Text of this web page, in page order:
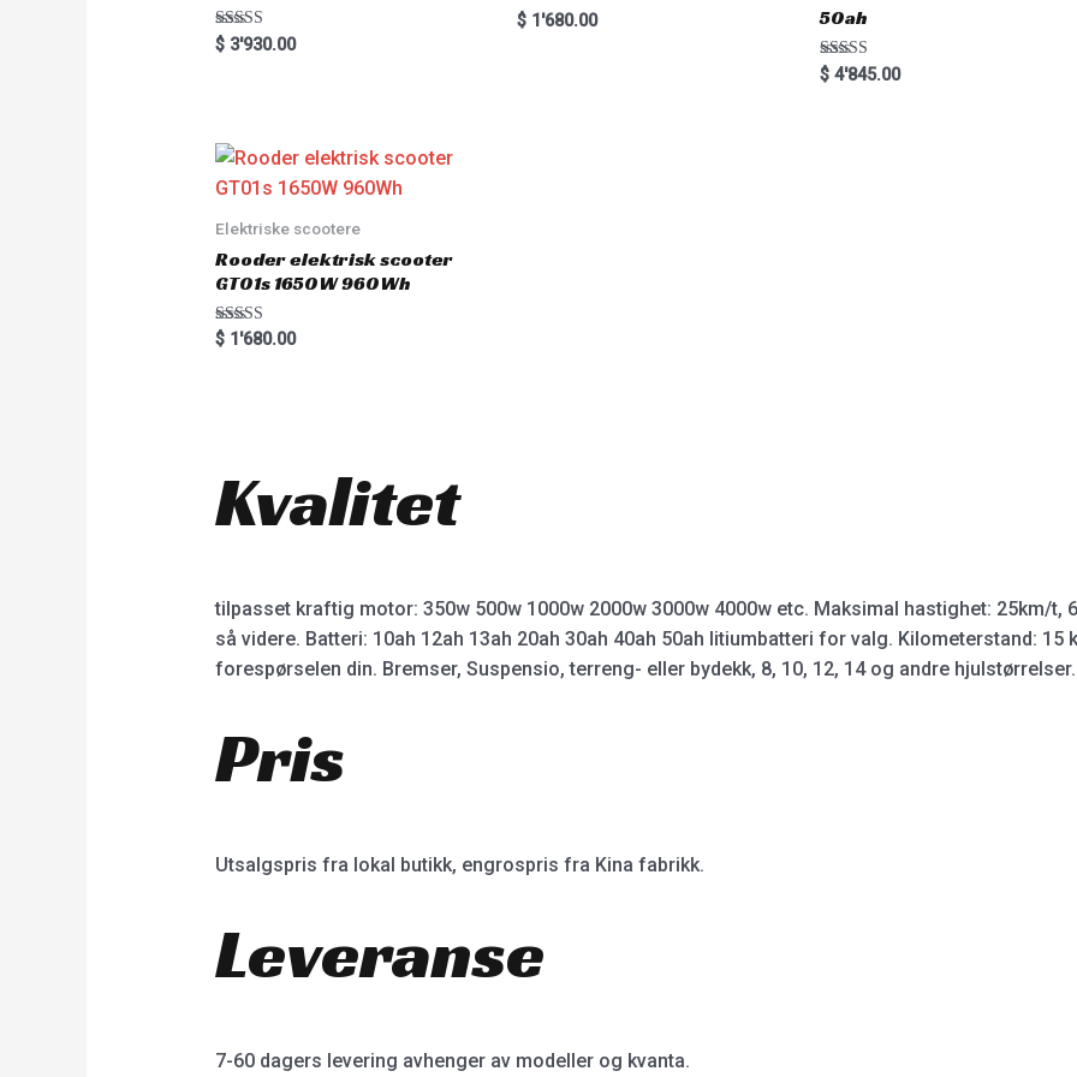
Rated
5.00
$3'930.00
R
a
$ 1'680.00
50ah
Rated
5.00
$ 4'845.00
Elektriske scootere
Rooder elektrisk scooter
GT01s 1650W 960Wh
Rated
5.00
$1'680.00
Kvalitet
tilpasset kraftig motor: 350w 500w 1000w 2000w 3000w 4000w etc. Maksimal hastighet: 25km/t,
så videre. Batteri: 10ah 12ah 13ah 20ah 30ah 40ah 50ah litiumbatteri for valg. Kilometerstand: 15
forespørselen din. Bremser, Suspensio, terreng- eller bydekk, 8, 10, 12, 14 og andre hjulstørrelser.
Pris
Utsalgspris fra lokal butikk, engrospris fra Kina fabrikk.
Leveranse
7-60 dagers levering avhenger av modeller og kvanta.